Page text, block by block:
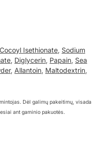
Isethionate, Sodium
, Diglycerin, Papain, Sea
, Allantoin, Maltodextrin,
Dėl galimų pakeitimų, visada
ant gaminio pakuotės.